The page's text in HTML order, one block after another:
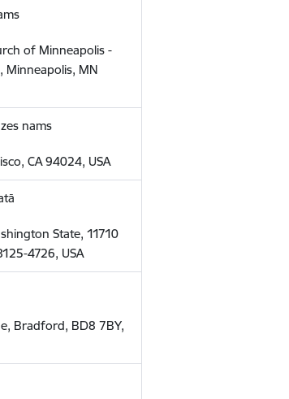
of Minneapolis -
Minneapolis, MN
nams
CA 94024, USA
State, 11710
4726, USA
Bradford, BD8 7BY,